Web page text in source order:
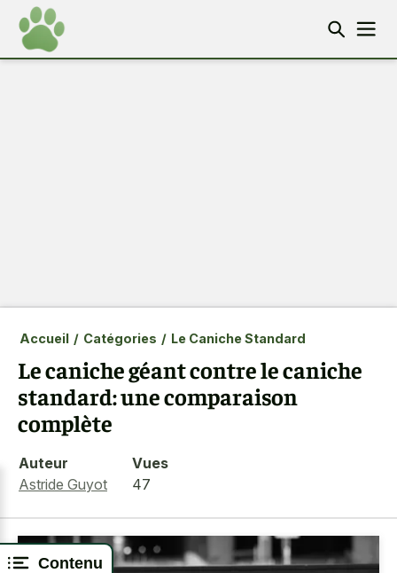
Contenu
Accueil / Catégories / Le Caniche Standard
Le caniche géant contre le caniche
standard: une comparaison
complète
Auteur
Astride Guyot
Vues
47